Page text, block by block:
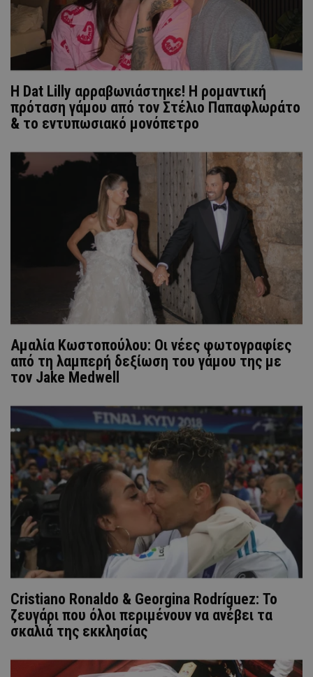
Η Dat Lilly αρραβωνιάστηκε! Η ρομαντική
πρόταση γάμου από τον Στέλιο Παπαφλωράτο
& το εντυπωσιακό μονόπετρο
Αμαλία Κωστοπούλου: Οι νέες φωτογραφίες
από τη λαμπερή δεξίωση του γάμου της με
τον Jake Medwell
Cristiano Ronaldo & Georgina Rodríguez: Το
ζευγάρι που όλοι περιμένουν να ανέβει τα
σκαλιά της εκκλησίας